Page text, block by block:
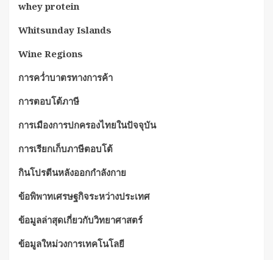
whey protein
Whitsunday Islands
Wine Regions
การคว่ำบาตรทางการค้า
การตอบโต้ภาษี
การเมืองการปกครองไทยในปัจจุบัน
การเรียกเก็บภาษีตอบโต้
กินโปรตีนหลังออกกำลังกาย
ข้อพิพาทเศรษฐกิจระหว่างประเทศ
ข้อมูลล่าสุดเกี่ยวกับวิทยาศาสตร์
ข้อมูลใหม่วงการเทคโนโลยี